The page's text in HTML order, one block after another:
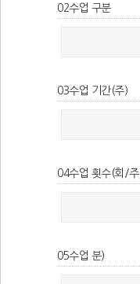
02수업 구분
03수업 기간(주)
04수업 횟수(회/
05수업 분)